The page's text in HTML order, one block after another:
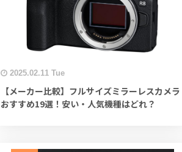
2025.02.11 Tue
【メーカー比較】フルサイズミラーレスカメラ
おすすめ19選！安い・人気機種はどれ？